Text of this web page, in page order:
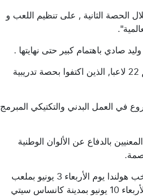
الحصة الثانية , على تنظيم اللعب و
صادي باهتمام كبير حتى نهايتها .
للتذكير, دخل الفريق الوطني في تربص مغلق بسيدي موسى يوم الاثنين, بتعداد يضم 22 لاعبا, الذين اكتفوا بحصة تدريبية
في العمل البدني والتكتيكي المبرمج
ومن المنتظر أن يكشف الناخب الوطني, يوم الأحد المقبل, عن قائمة اللاعبين الـ26 المعنيين بالدفاع عن الألوان الوطنية
وقبل التنقل إلى الولايات المتحدة الأمريكية, سيخوض "الخضر" مباراة ودية أمام منتخب هولندا يوم الأربعاء 3 يونيو بملعب
روتردام (سا 45ر19 بتوقيت الجزائر), قبل لقاء بوليفيا في آخر اختبار تحضيري يوم الأربعاء 10 يونيو بمدينة كانساس سيتي